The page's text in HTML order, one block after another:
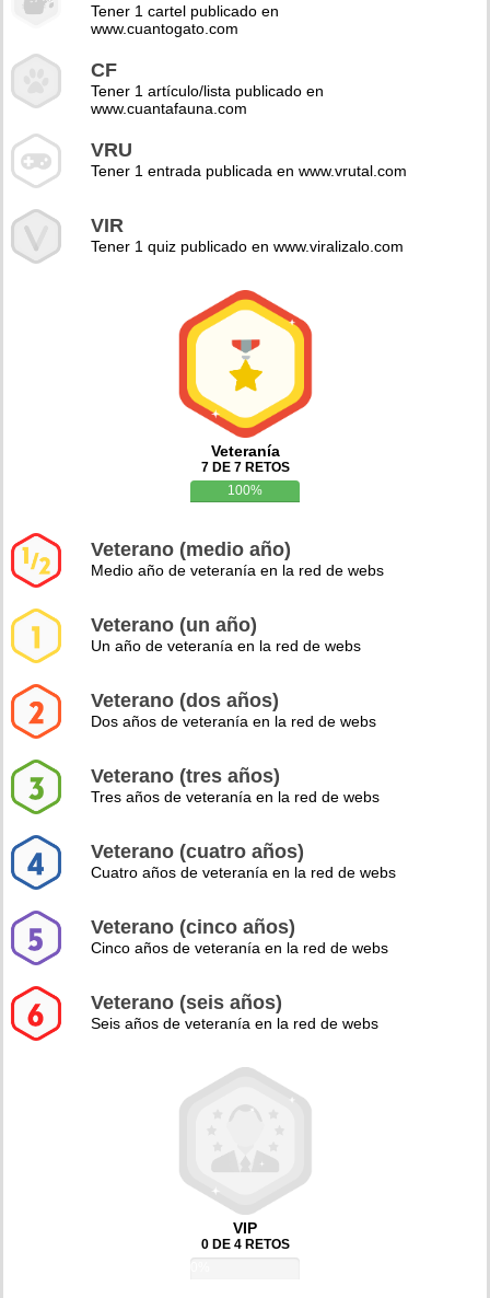
Tener 1 cartel publicado en
www.cuantogato.com
CF
Tener 1 artículo/lista publicado en
www.cuantafauna.com
VRU
Tener 1 entrada publicada en www.vrutal.com
VIR
Tener 1 quiz publicado en www.viralizalo.com
Veteranía
7 DE 7 RETOS
100%
Veterano (medio año)
Medio año de veteranía en la red de webs
Veterano (un año)
Un año de veteranía en la red de webs
Veterano (dos años)
Dos años de veteranía en la red de webs
Veterano (tres años)
Tres años de veteranía en la red de webs
Veterano (cuatro años)
Cuatro años de veteranía en la red de webs
Veterano (cinco años)
Cinco años de veteranía en la red de webs
Veterano (seis años)
Seis años de veteranía en la red de webs
VIP
0 DE 4 RETOS